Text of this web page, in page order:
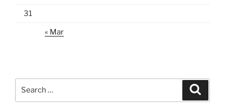
31
« Mar